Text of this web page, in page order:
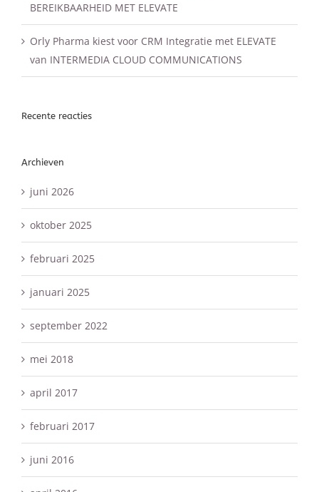
BEREIKBAARHEID MET ELEVATE
Orly Pharma kiest voor CRM Integratie met ELEVATE
van INTERMEDIA CLOUD COMMUNICATIONS
Recente reacties
Archieven
juni 2026
oktober 2025
februari 2025
januari 2025
september 2022
mei 2018
april 2017
februari 2017
juni 2016